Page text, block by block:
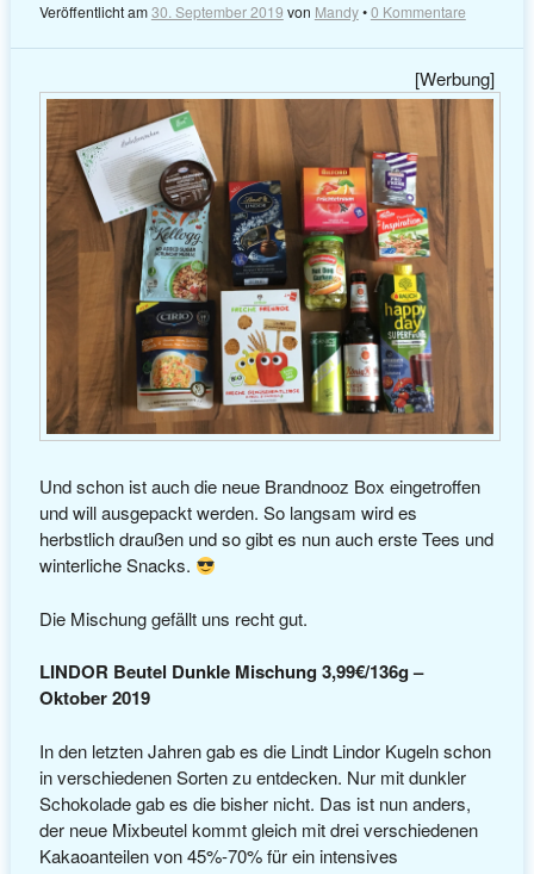
Veröffentlicht am30. September 2019 von Mandy•0 Kommentare
[Werbung]
Und schon ist auch die neue Brandnooz Box eingetroffen
und will ausgepackt werden. So langsam wird es
herbstlich draußen und so gibt es nun auch erste Tees und
winterliche Snacks.
Die Mischung gefällt uns recht gut.
LINDOR Beutel Dunkle Mischung 3,99€/136g –
Oktober 2019
In den letzten Jahren gab es die Lindt Lindor Kugeln schon
in verschiedenen Sorten zu entdecken. Nur mit dunkler
Schokolade gab es die bisher nicht. Das ist nun anders,
der neue Mixbeutel kommt gleich mit drei verschiedenen
Kakaoanteilen von 45%-70% für ein intensives